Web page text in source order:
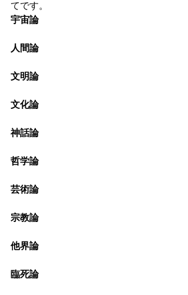
てです。
宇宙論
人間論
文明論
文化論
神話論
哲学論
芸術論
宗教論
他界論
臨死論